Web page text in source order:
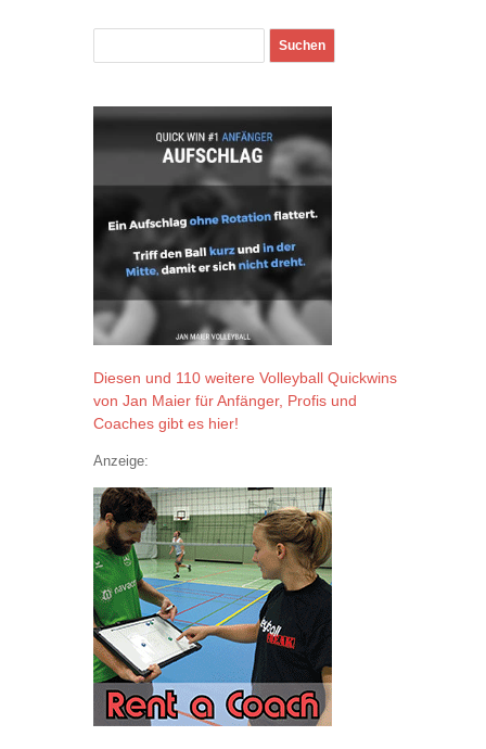
Diesen und 110 weitere Volleyball Quickwins
von Jan Maier für Anfänger, Profis und
Coaches gibt es hier!
Anzeige: